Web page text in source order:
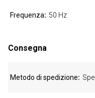
Frequenza 50 Hz
Consegna
Metodo di spedizione